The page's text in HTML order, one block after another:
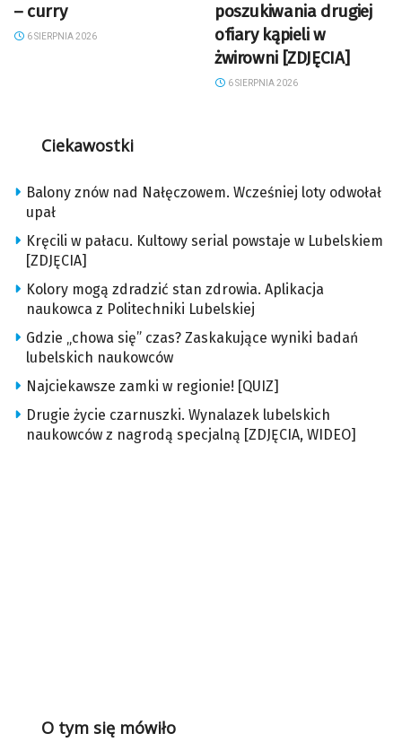
– curry
6 SIERPNIA 2026
poszukiwania drugiej
ofiary kąpieli w
żwirowni [ZDJĘCIA]
6 SIERPNIA 2026
Ciekawostki
Balony znów nad Nałęczowem. Wcześniej loty odwołał
upał
Kręcili w pałacu. Kultowy serial powstaje w Lubelskiem
[ZDJĘCIA]
Kolory mogą zdradzić stan zdrowia. Aplikacja
naukowca z Politechniki Lubelskiej
Gdzie „chowa się” czas? Zaskakujące wyniki badań
lubelskich naukowców
Najciekawsze zamki w regionie! [QUIZ]
Drugie życie czarnuszki. Wynalazek lubelskich
naukowców z nagrodą specjalną [ZDJĘCIA, WIDEO]
O tym się mówiło